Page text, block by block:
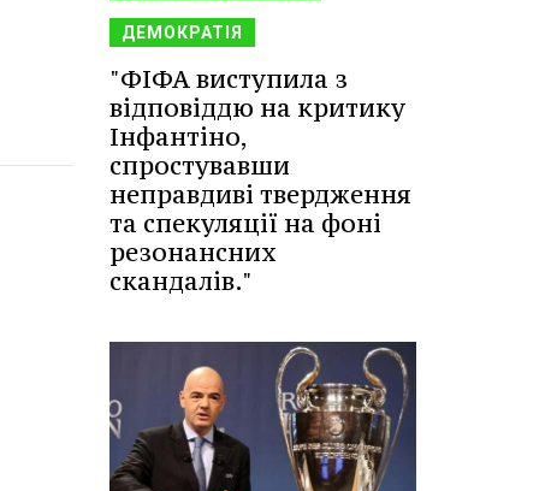
ДЕМОКРАТІЯ
"ФІФА виступила з
відповіддю на критику
Інфантіно,
спростувавши
неправдиві твердження
та спекуляції на фоні
резонансних
скандалів."